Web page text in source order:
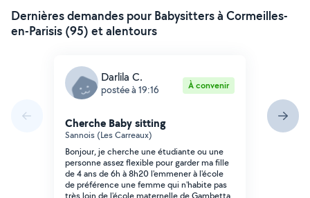
Dernières demandes pour Babysitters à Cormeilles-
en-Parisis (95) et alentours
Darlila C.
postée à 19:16 À convenir
Cherche Baby sitting
Sannois (Les Carreaux)
Bonjour, je cherche une étudiante ou une
personne assez flexible pour garder ma fille
de 4 ans de 6h à 8h20 l'emmener à l'école
de préférence une femme qui n'habite pas
très loin de l'école maternelle de Gambetta